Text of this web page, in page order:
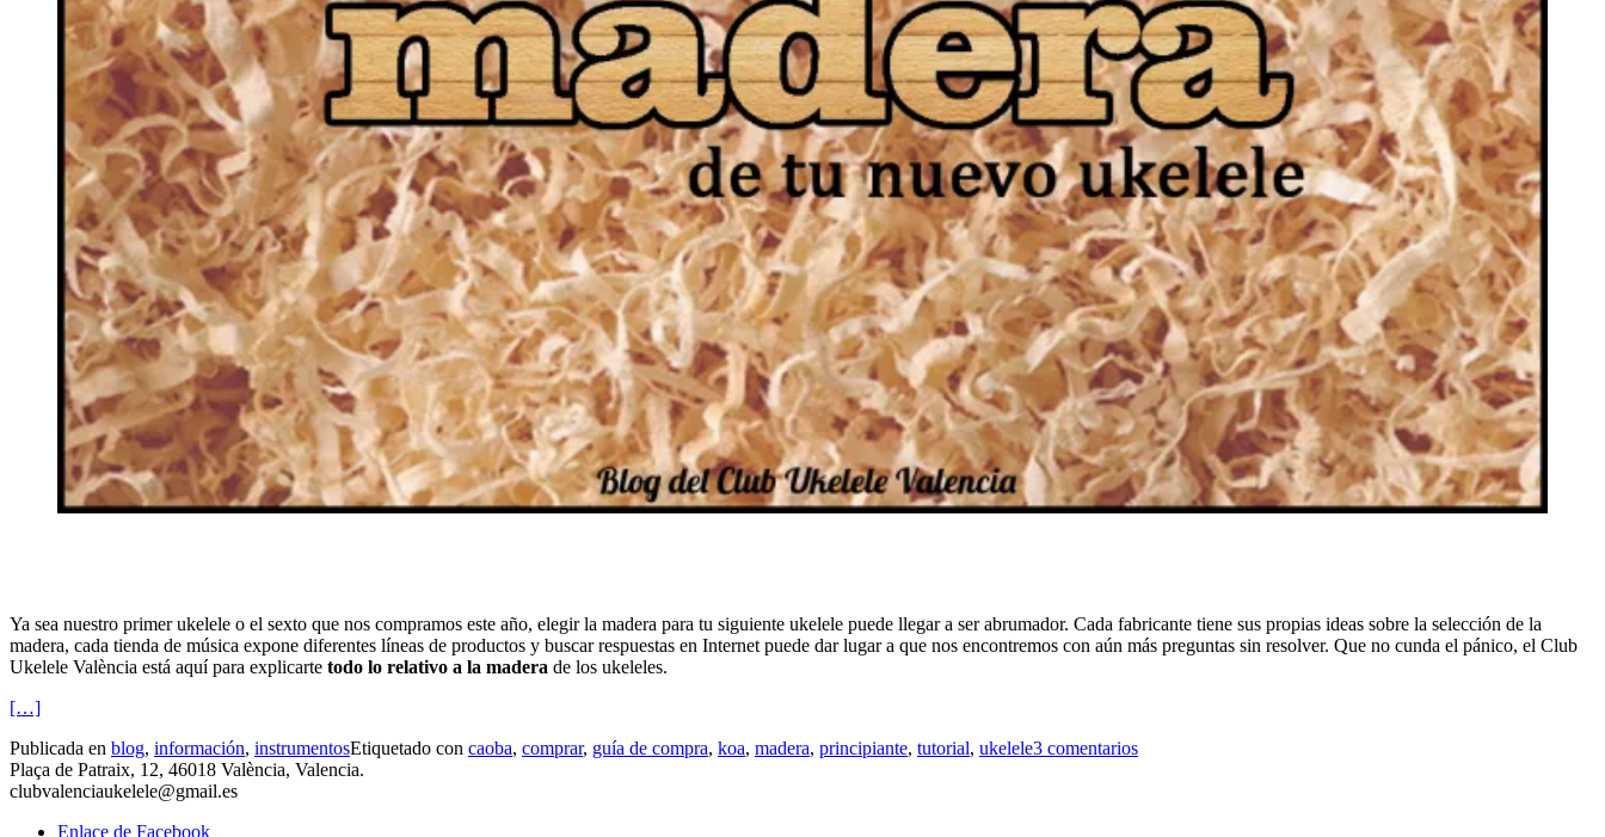
Ya sea nuestro primer ukelele o el sexto que nos compramos este año, elegir la madera para tu siguiente ukelele puede llegar a ser abrumador. Cada fabricante tiene sus propias ideas sobre la selección de la
madera, cada tienda de música expone diferentes líneas de productos y buscar respuestas en Internet puede dar lugar a que nos encontremos con aún más preguntas sin resolver. Que no cunda el pánico, el Club
Ukelele València está aquí para explicarte todo lo relativo a la madera de los ukeleles.
[…]
Publicada en blog, información, instrumentosEtiquetado con caoba, comprar, guía de compra, koa, madera, principiante, tutorial, ukelele3 comentarios
Plaça de Patraix, 12, 46018 València, Valencia.
clubvalenciaukelele@gmail.es
Enlace de Facebook